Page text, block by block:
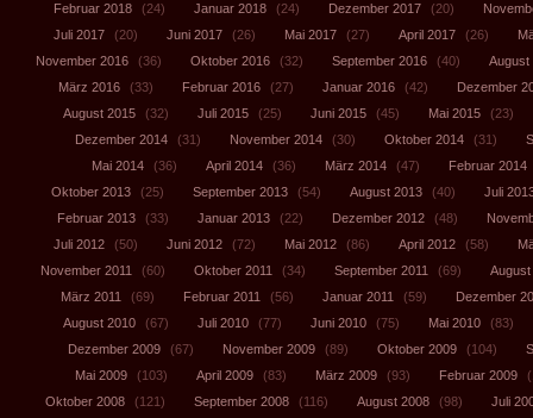
Februar 2018
(24) Januar 2018 (24) Dezember 2017 (20)
Juli 2017
(20) Juni 2017 (26) Mai 2017 (27) April 2017 (26)
November 2016
(36) Oktober 2016 (32) September 2016 (40)
August
März 2016
(33) Februar 2016 (27) Januar 2016 (42)
Dezember
August 2015
(32) Juli 2015 (25) Juni 2015 (45) Mai 2015
(23)
Dezember 2014
(31) November 2014 (30) Oktober 2014 (31)
Mai 2014
(36) April 2014 (36) März 2014 (47) Februar 2014
Oktober 2013
(25) September 2013 (54) August 2013 (40)
Juli
Februar 2013
(33) Januar 2013 (22) Dezember 2012 (48)
Juli 2012
(50) Juni 2012 (72) Mai 2012 (86) April 2012 (58)
November 2011
(60) Oktober 2011 (34) September 2011 (69)
August
März 2011
(69) Februar 2011 (56) Januar 2011 (59)
Dezember
August 2010
(67) Juli 2010 (77) Juni 2010 (75) Mai 2010
(83)
Dezember 2009
(67) November 2009 (89) Oktober 2009 (104)
Mai 2009
(103) April 2009 (83) März 2009 (93) Februar 2009
Oktober 2008
(121) September 2008 (116) August 2008 (98)
Juli